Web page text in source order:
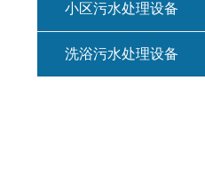
小区污水处理设备
洗浴污水处理设备